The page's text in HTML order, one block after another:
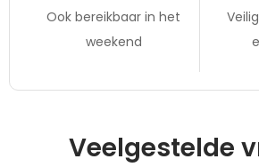
Ook bereikbaar in het
weekend
Veelgestelde